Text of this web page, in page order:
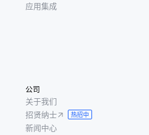
应用集成
公司
关于我们
招贤纳士
热招中
新闻中心